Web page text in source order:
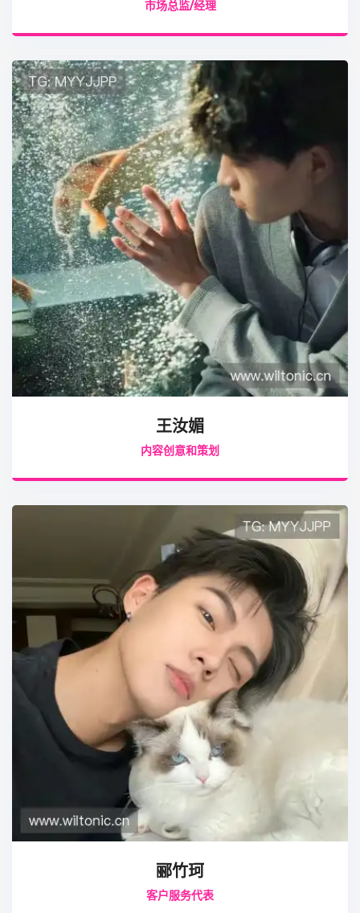
市场总监/经理
王汝媚
内容创意和策划
郦竹珂
客户服务代表